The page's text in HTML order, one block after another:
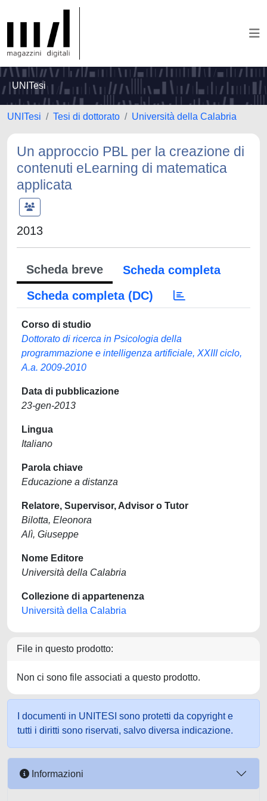
UNITesi
UNITesi Tesi di dottorato Università della Calabria
Un approccio PBL per la creazione di
contenuti eLearning di matematica
applicata
2013
Scheda breve
Scheda completa
Scheda completa (DC)
Corso di studio
Dottorato di ricerca in Psicologia della
programmazione e intelligenza artificiale, XXIII ciclo,
A.a. 2009-2010
Data di pubblicazione
23-gen-2013
Lingua
Italiano
Parola chiave
Educazione a distanza
Relatore, Supervisor, Advisor o Tutor
Bilotta, Eleonora
Alì, Giuseppe
Nome Editore
Università della Calabria
Collezione di appartenenza
Università della Calabria
File in questo prodotto:
Non ci sono file associati a questo prodotto.
I documenti in UNITESI sono protetti da copyright e
tutti i diritti sono riservati, salvo diversa indicazione.
Informazioni